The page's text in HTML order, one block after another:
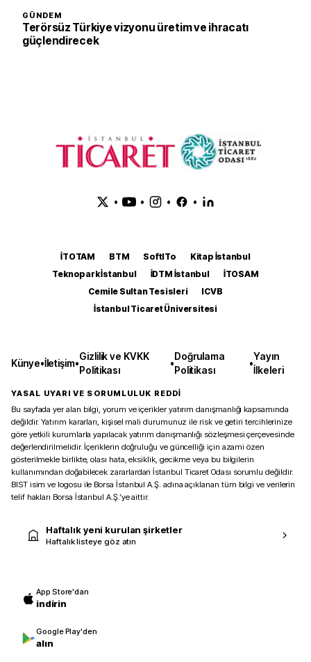
GÜNDEM
Terörsüz Türkiye vizyonu üretim ve ihracatı
güçlendirecek
• • • •
İTOTAM BTM SoftITo
Kitap İstanbul
Teknopark İstanbul
İDTM İstanbul
İTOSAM
Cemile Sultan Tesisleri
ICVB
İstanbul Ticaret Üniversitesi
Künye•İletişim•
Gizlilik ve KVKK
Politikası
•
Doğrulama
Politikası
•
Yayın
İlkeleri
YASAL UYARI VE SORUMLULUK REDDİ
Bu sayfada yer alan bilgi, yorum ve içerikler yatırım danışmanlığı kapsamında
değildir. Yatırım kararları, kişisel mali durumunuz ile risk ve getiri tercihlerinize
göre yetkili kurumlarla yapılacak yatırım danışmanlığı sözleşmesi çerçevesinde
değerlendirilmelidir. İçeriklerin doğruluğu ve güncelliği için azami özen
gösterilmekle birlikte, olası hata, eksiklik, gecikme veya bu bilgilerin
kullanımından doğabilecek zararlardan İstanbul Ticaret Odası sorumlu değildir.
BIST isim ve logosu ile Borsa İstanbul A.Ş. adına açıklanan tüm bilgi ve verilerin
telif hakları Borsa İstanbul A.Ş.’ye aittir.
Haftalık yeni kurulan şirketler
Haftalık listeye göz atın
App Store'dan
indirin
Google Play'den
alın